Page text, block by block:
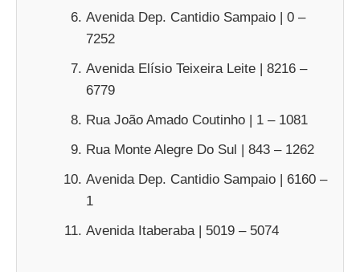
Avenida Dep. Cantidio Sampaio | 0 –
7252
Avenida Elísio Teixeira Leite | 8216 –
6779
Rua João Amado Coutinho | 1 – 1081
Rua Monte Alegre Do Sul | 843 – 1262
Avenida Dep. Cantidio Sampaio | 6160 –
1
Avenida Itaberaba | 5019 – 5074